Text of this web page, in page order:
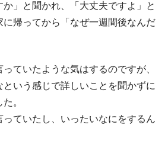
」と聞かれ、「大丈夫ですよ」と
帰ってから「なぜ一週間後なんだ
ていたような気はするのですが、
いう感じで詳しいことを聞かずに
。
ていたし、いったいなにをするん